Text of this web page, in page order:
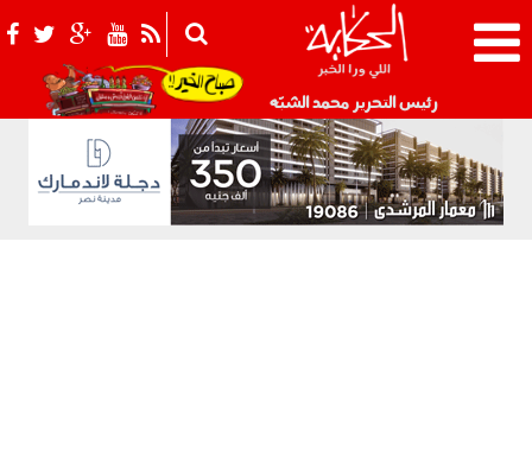
رئيس التحرير محمد الشبّه 021_2.png